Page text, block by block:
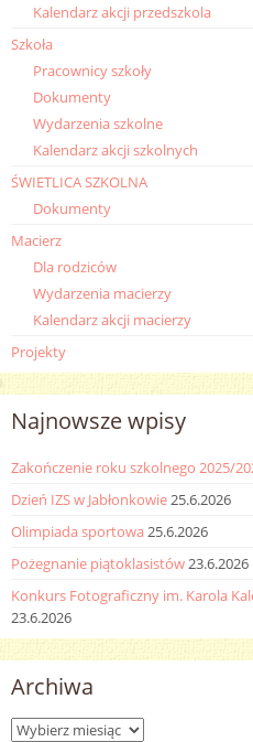
Kalendarz akcji przedszkola
Szkoła
Pracownicy szkoły
Dokumenty
Wydarzenia szkolne
Kalendarz akcji szkolnych
ŚWIETLICA SZKOLNA
Dokumenty
Macierz
Dla rodziców
Wydarzenia macierzy
Kalendarz akcji macierzy
Projekty
Najnowsze wpisy
Zakończenie roku szkolnego 2025/
Dzień IZS w Jabłonkowie 25.6.2026
Olimpiada sportowa 25.6.2026
Pożegnanie piątoklasistów 23.6.2026
Konkurs Fotograficzny im. Karola
23.6.2026
Archiwa
Archiwa